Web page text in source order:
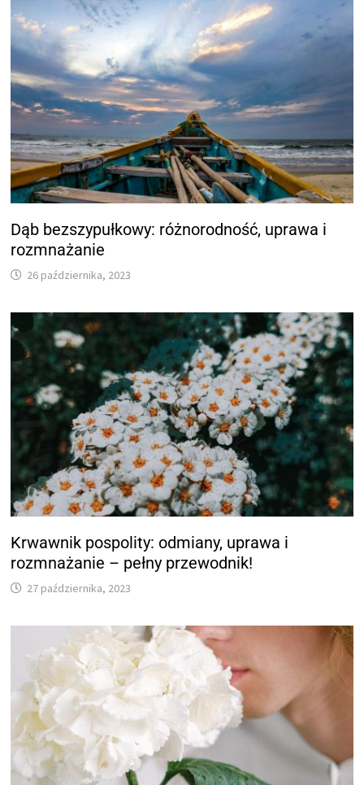
Dąb bezszypułkowy: różnorodność, uprawa i
rozmnażanie
26 października, 2023
Krwawnik pospolity: odmiany, uprawa i
rozmnażanie – pełny przewodnik!
27 października, 2023